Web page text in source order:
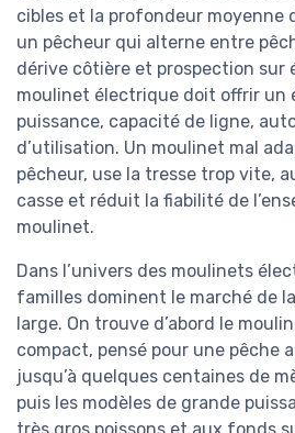
cibles et la profondeur moyenne
un pêcheur qui alterne entre
dérive côtière et prospection sur
moulinet électrique doit offrir un
puissance, capacité de ligne,
d’utilisation. Un moulinet mal
pêcheur, use la tresse trop vite,
casse et réduit la fiabilité de
moulinet.
Dans l’univers des moulinets
familles dominent le marché de
large. On trouve d’abord le
compact, pensé pour une pêche
jusqu’à quelques centaines de
puis les modèles de grande